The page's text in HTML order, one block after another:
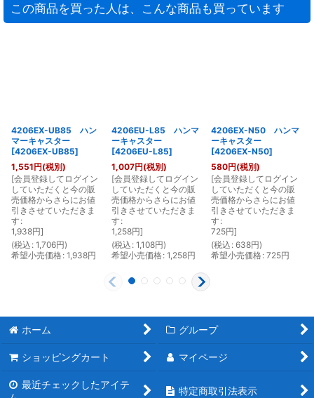
この商品を買った人は、こんな商品も買っています
4206EX-UB85 ハン
マーキャスター
[4206EX-UB85]
1,551円(税別)
[会員登録してログイン
していただくと今の販
売価格からさらにお値
引きさせていただきま
す :
1,938円]
(税込 : 1,706円)
希望小売価格: 1,938円
4206EU-L85 ハンマ
ーキャスター
[4206EU-L85]
1,007円(税別)
[会員登録してログイン
していただくと今の販
売価格からさらにお値
引きさせていただきま
す :
1,258円]
(税込 : 1,108円)
希望小売価格: 1,258円
4206EX-N50 ハンマ
ーキャスター
[4206EX-N50]
580円(税別)
[会員登録してログイン
していただくと今の販
売価格からさらにお値
引きさせていただきま
す :
725円]
(税込 : 638円)
希望小売価格: 725円
ホーム グループ
ショッピングカート マイページ
最近チェックしたアイテ
特定商取引法表示